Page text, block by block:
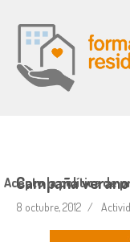
Campaña
8 octubre, 2012
Acepto la política de